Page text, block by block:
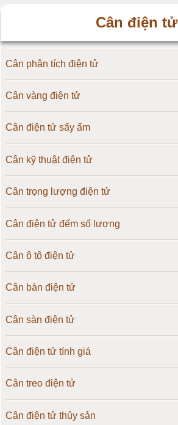
Cân điện tử
Cân phân tích điện tử
Cân vàng điện tử
Cân điện tử sấy ẩm
Cân kỹ thuật điện tử
Cân trọng lượng điện tử
Cân điện tử đếm số lượng
Cân ô tô điện tử
Cân bàn điện tử
Cân sàn điện tử
Cân điện tử tính giá
Cân treo điện tử
Cân điện tử thủy sản